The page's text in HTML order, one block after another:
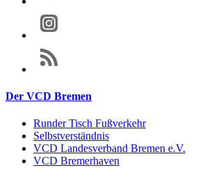
Der VCD Bremen
Runder Tisch Fußverkehr
Selbstverständnis
VCD Landesverband Bremen e.V.
VCD Bremerhaven